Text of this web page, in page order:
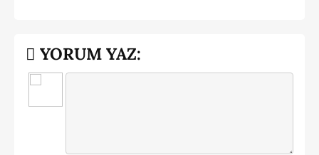
YORUM YAZ: